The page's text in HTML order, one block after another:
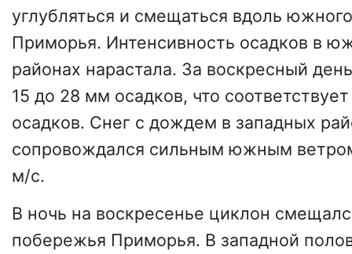
углубляться и смещаться вдоль
Приморья. Интенсивность осадков в
районах нарастала. За воскресный
15 до 28 мм осадков, что
осадков. Снег с дождем в западных
сопровождался сильным южным
м/с.
В ночь на воскресенье циклон
побережья Приморья. В западной